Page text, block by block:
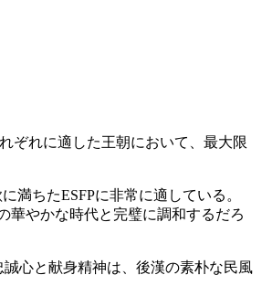
ぞれに適した王朝において、最大限
満ちたESFPに非常に適している。
華やかな時代と完璧に調和するだろ
心と献身精神は、後漢の素朴な民風